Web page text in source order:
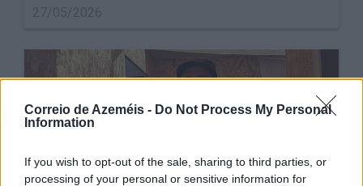
Correio de Azeméis - Do Not Process My Personal
Information
If you wish to opt-out of the sale, sharing to third parties, or
processing of your personal or sensitive information for